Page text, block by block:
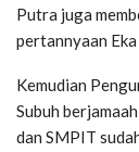
Putra juga
pertannyaan
Kemudian
Subuh
dan SMPIT